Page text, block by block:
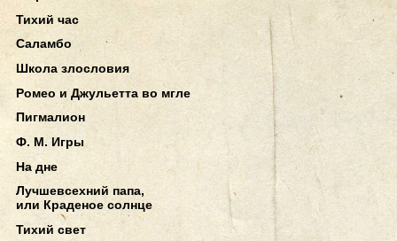
Тихий час
Саламбо
Школа злословия
Ромео и Джульетта во мгле
Пигмалион
Ф. М. Игры
На дне
Лучшевсехний папа,
или Краденое солнце
Тихий свет